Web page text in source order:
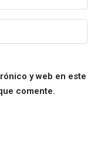
y web en este
comente.